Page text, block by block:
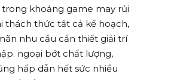
khoảng game may rủi
thách thức tất cả kế hoạch,
nhu cầu cần thiết giải trí
ngoại bớt chất lượng,
hấp dẫn hết sức nhiều